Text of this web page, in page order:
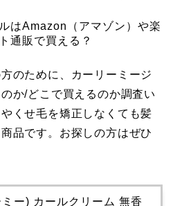
はAmazon（アマゾン）や楽
通販で買える？
のために、カーリーミージ
か/どこで買えるのか調査い
くせ毛を矯正しなくても髪
品です。お探しの方はぜひ
ー) カールクリーム 無香